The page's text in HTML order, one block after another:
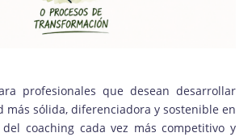
profesionales que desean desarrollar
más sólida, diferenciadora y sostenible en
coaching cada vez más competitivo y